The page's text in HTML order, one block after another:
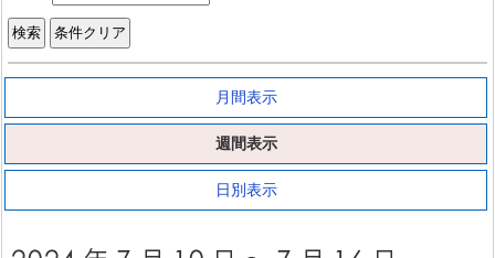
月間表示
週間表示
日別表示